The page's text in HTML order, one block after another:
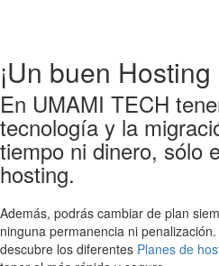
¡Un buen
En UMAMI TECH
tecnología y la
tiempo ni dinero, sólo
hosting.
Además, podrás cambiar de plan
ninguna permanencia ni
descubre los diferentes Planes de